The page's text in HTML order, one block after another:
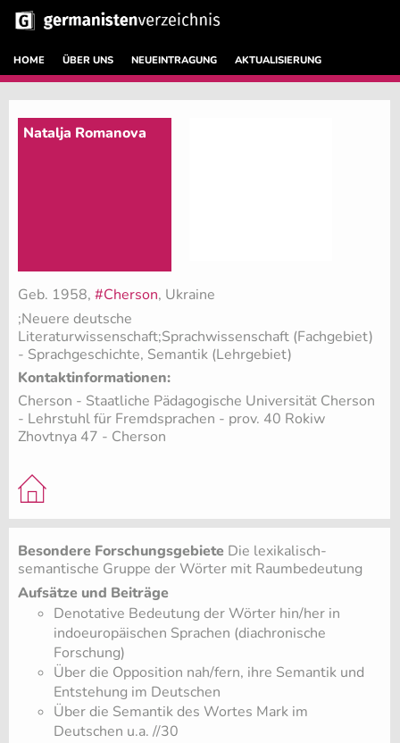
HOME ÜBER UNS NEUEINTRAGUNG AKTUALISIERUNG
Natalja Romanova
Geb. 1958, #Cherson, Ukraine
;Neuere deutsche
Literaturwissenschaft;Sprachwissenschaft (Fachgebiet)
- Sprachgeschichte, Semantik (Lehrgebiet)
Kontaktinformationen:
Cherson - Staatliche Pädagogische Universität Cherson
- Lehrstuhl für Fremdsprachen - prov. 40 Rokiw
Zhovtnya 47 - Cherson
Besondere Forschungsgebiete Die lexikalisch-
semantische Gruppe der Wörter mit Raumbedeutung
Aufsätze und Beiträge
Denotative Bedeutung der Wörter hin/her in
indoeuropäischen Sprachen (diachronische
Forschung)
Über die Opposition nah/fern, ihre Semantik und
Entstehung im Deutschen
Über die Semantik des Wortes Mark im
Deutschen u.a. //30